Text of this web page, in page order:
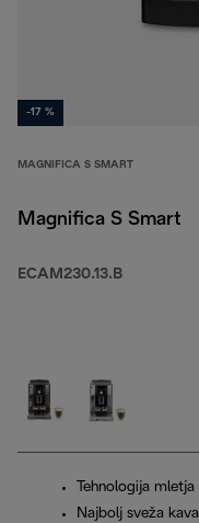
-17 %
MAGNIFICA S SMART
Magnifica S Smart
ECAM230.13.B
Tehnologija mletja
Najbolj sveža kava